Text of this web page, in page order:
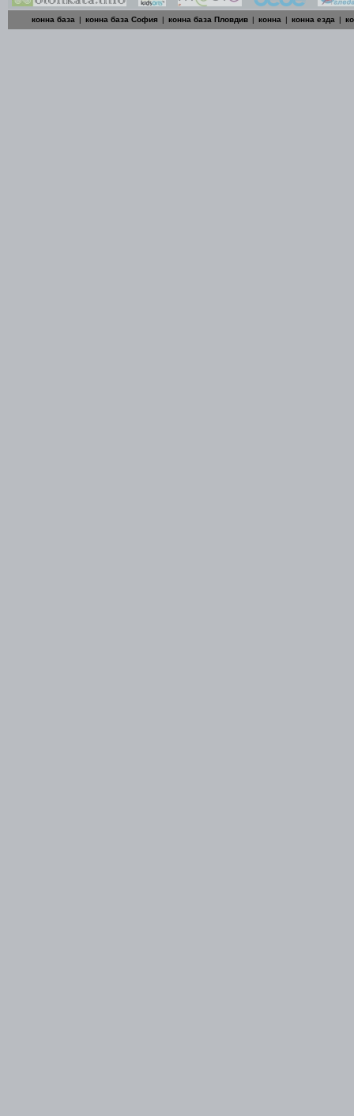
конна база | конна база София | конна база Пловдив | конна | конна езда |